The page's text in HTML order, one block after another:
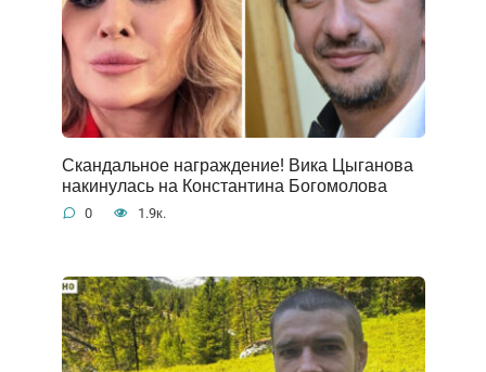
Скандальное награждение! Вика Цыганова
накинулась на Константина Богомолова
0 1.9к.